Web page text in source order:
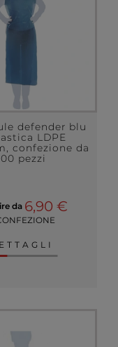
defender blu
LDPE
confezione da
pezzi
da 6,90 €